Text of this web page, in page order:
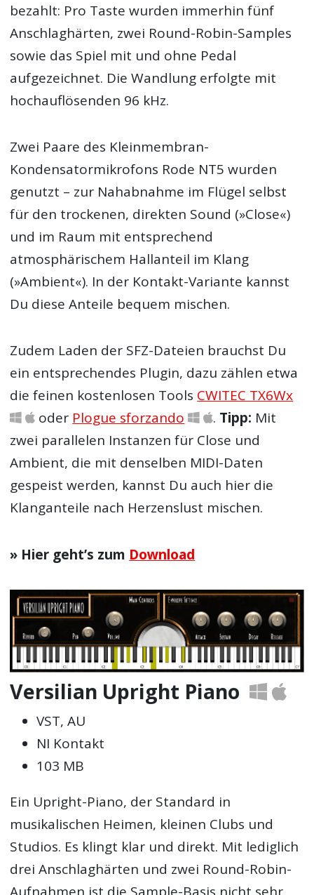
bezahlt: Pro Taste wurden immerhin fünf
Anschlaghärten, zwei Round-Robin-Samples
sowie das Spiel mit und ohne Pedal
aufgezeichnet. Die Wandlung erfolgte mit
hochauflösenden 96 kHz.
Zwei Paare des Kleinmembran-
Kondensatormikrofons Rode NT5 wurden
genutzt – zur Nahabnahme im Flügel selbst
für den trockenen, direkten Sound (»Close«)
und im Raum mit entsprechend
atmosphärischem Hallanteil im Klang
(»Ambient«). In der Kontakt-Variante kannst
Du diese Anteile bequem mischen.
Zudem Laden der SFZ-Dateien brauchst Du
ein entsprechendes Plugin, dazu zählen etwa
die feinen kostenlosen Tools CWITEC TX6Wx
oder Plogue sforzando . Tipp: Mit
zwei parallelen Instanzen für Close und
Ambient, die mit denselben MIDI-Daten
gespeist werden, kannst Du auch hier die
Klanganteile nach Herzenslust mischen.
» Hier geht’s zum Download
Versilian Upright Piano
VST, AU
NI Kontakt
103 MB
Ein Upright-Piano, der Standard in
musikalischen Heimen, kleinen Clubs und
Studios. Es klingt klar und direkt. Mit lediglich
drei Anschlaghärten und zwei Round-Robin-